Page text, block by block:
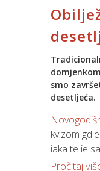
smo
desetljeća.
kvizom
jaka te je
konačnom
Pročitaj